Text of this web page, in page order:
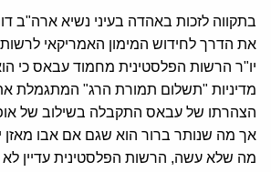
בתקווה לזכות באהדה בעיני נשיא ארה"ב
את הדרך לחידוש המימון האמריקאי
יו"ר הרשות הפלסטינית מחמוד עבאס כי
מדיניות "תשלום תמורת הרג" המתגמלת
הצהרתו של עבאס התקבלה בשילוב של
אך מה שנותר ברור הוא שגם אם אבו מאזן
מה שלא עשה, הרשות הפלסטינית עדיין לא